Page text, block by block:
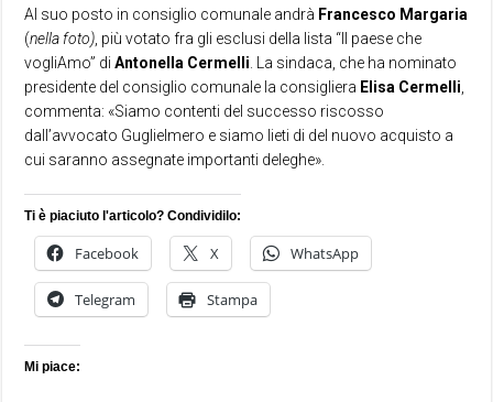
Al suo posto in consiglio comunale andrà Francesco Margaria
(nella foto) , più votato fra gli esclusi della lista “Il paese che
vogliAmo” diAntonella Cermelli . La sindaca, che ha nominato
presidente del consiglio comunale la consigliera Elisa Cermelli
commenta: «Siamo contenti del successo riscosso
dall’avvocato Guglielmero e siamo lieti di del nuovo acquisto a
cui saranno assegnate importanti deleghe».
Ti è piaciuto l'articolo? Condividilo:
Facebook X WhatsApp
Telegram Stampa
Mi piace: